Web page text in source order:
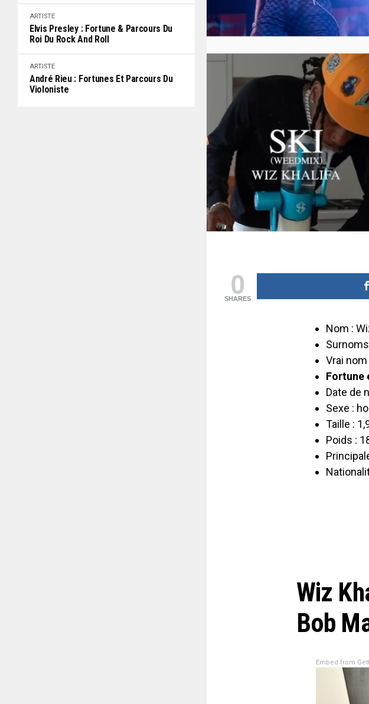
ARTISTE
Elvis Presley : Fortune & Parcours Du
Roi Du Rock And Roll
ARTISTE
André Rieu : Fortunes Et Parcours Du
Violoniste
0
SHARES
Nom :
Vrai
Fortune
Date de
Sexe :
Taille :
Poids :
Wiz
Bob
Embed from